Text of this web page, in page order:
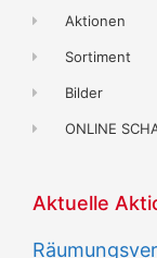
Aktionen
Sortiment
Bilder
ONLINE
Aktuelle